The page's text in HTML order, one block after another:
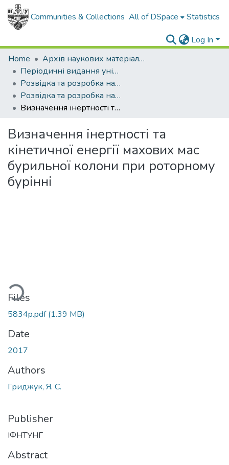
Communities & Collections All of DSpace Statistics
Log In
Home
Архів наукових матеріалів
Періодичні видання університету
Розвідка та розробка нафтових і газових родовищ
Розвідка та розробка нафтових і газових родовищ - 2017 - №3
Визначення інертності та кінетичної енергії махових мас бурильної колони при роторному бурінні
Визначення інертності та
кінетичної енергії махових мас
бурильної колони при роторному
бурінні
Loading...
Files
5834p.pdf(1.39 MB)
Date
2017
Authors
Гриджук, Я. С.
Publisher
ІФНТУНГ
Abstract